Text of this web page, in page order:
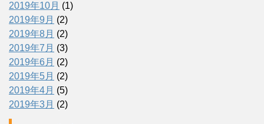
2019年10月 (1)
2019年9月 (2)
2019年8月 (2)
2019年7月 (3)
2019年6月 (2)
2019年5月 (2)
2019年4月 (5)
2019年3月 (2)